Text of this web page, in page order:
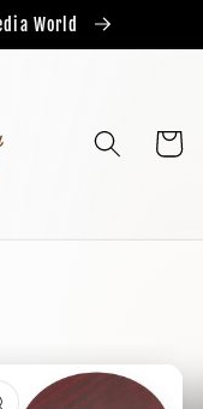
World
Cart